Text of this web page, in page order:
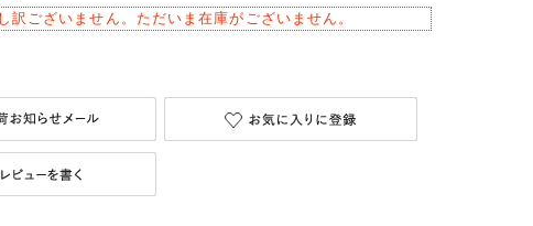
訳ございません。ただいま在庫がございません。